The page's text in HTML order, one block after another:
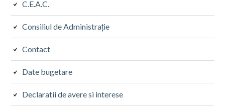
C.E.A.C.
Consiliul de Administrație
Contact
Date bugetare
Declaratii de avere si interese